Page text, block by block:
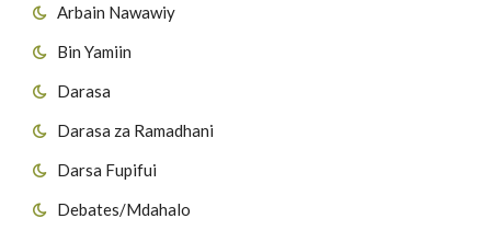
Arbain Nawawiy
Bin Yamiin
Darasa
Darasa za Ramadhani
Darsa Fupifui
Debates/Mdahalo